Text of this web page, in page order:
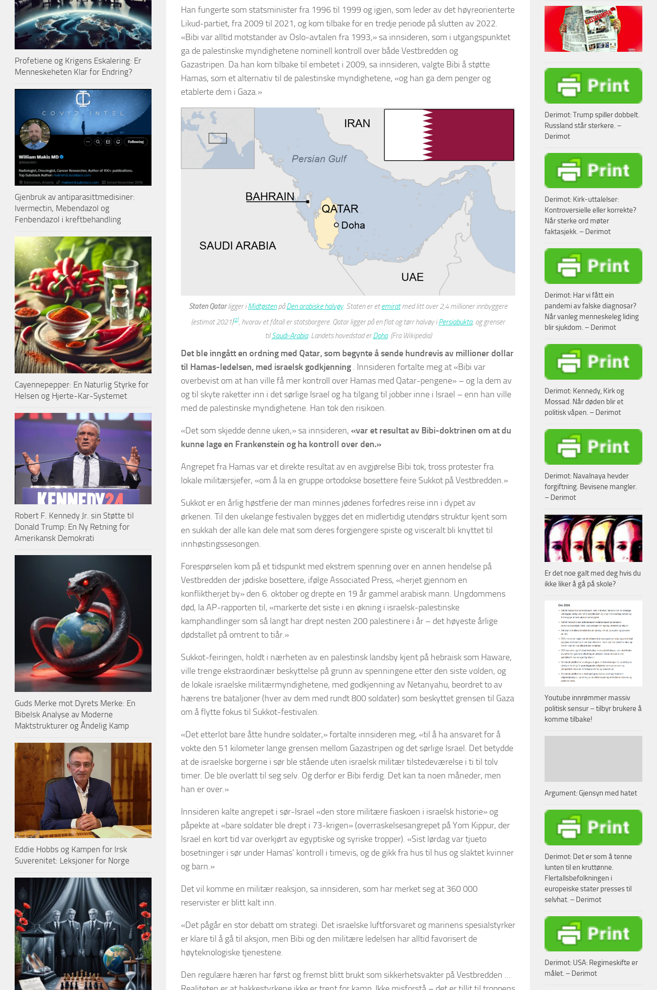
Han fungerte som statsminister fra 1996 til 1999 og igjen, som leder av det høyreorienterte
Likud-partiet, fra 2009 til 2021, og kom tilbake for en tredje periode på slutten av 2022.
«Bibi var alltid motstander av Oslo-avtalen fra 1993,» sa innsideren, som i utgangspunktet
ga de palestinske myndighetene nominell kontroll over både Vestbredden og
Gazastripen. Da han kom tilbake til embetet i 2009, sa innsideren, valgte Bibi å støtte
Hamas, som et alternativ til de palestinske myndighetene, «og han ga dem penger og
etablerte dem i Gaza.»
Staten Qatarligger iMidtøstenpåDen arabiske halvøy. Staten er etemiratmed litt over 2,4 millioner innbyggere
(estimat 2021)[2], hvorav et fåtall er statsborgere. Qatar ligger på en flat og tørr halvøy iPersiabukta, og grenser
tilSaudi-Arabia. Landets hovedstad erDoha. (Fra Wikipedia)
Det ble inngått en ordning med Qatar, som begynte å sende hundrevis av millioner dollar
til Hamas-ledelsen, med israelsk godkjenning . Innsideren fortalte meg at «Bibi var
overbevist om at han ville få mer kontroll over Hamas med Qatar-pengene» – og la dem av
og til skyte raketter inn i det sørlige Israel og ha tilgang til jobber inne i Israel – enn han ville
med de palestinske myndighetene. Han tok den risikoen.
«Det som skjedde denne uken,» sa innsideren, «var et resultat av Bibi-doktrinen om at du
kunne lage en Frankenstein og ha kontroll over den.»
Angrepet fra Hamas var et direkte resultat av en avgjørelse Bibi tok, tross protester fra
lokale militærsjefer, «om å la en gruppe ortodokse bosettere feire Sukkot på Vestbredden.»
Sukkot er en årlig høstferie der man minnes jødenes forfedres reise inn i dypet av
ørkenen. Til den ukelange festivalen bygges det en midlertidig utendørs struktur kjent som
en sukkah der alle kan dele mat som deres forgjengere spiste og visceralt bli knyttet til
innhøstingssesongen.
Forespørselen kom på et tidspunkt med ekstrem spenning over en annen hendelse på
Vestbredden der jødiske bosettere, ifølge Associated Press, «herjet gjennom en
konfliktherjet by» den 6. oktober og drepte en 19 år gammel arabisk mann. Ungdommens
død, la AP-rapporten til, «markerte det siste i en økning i israelsk-palestinske
kamphandlinger som så langt har drept nesten 200 palestinere i år – det høyeste årlige
dødstallet på omtrent to tiår.»
Sukkot-feiringen, holdt i nærheten av en palestinsk landsby kjent på hebraisk som Haware,
ville trenge ekstraordinær beskyttelse på grunn av spenningene etter den siste volden, og
de lokale israelske militærmyndighetene, med godkjenning av Netanyahu, beordret to av
hærens tre bataljoner (hver av dem med rundt 800 soldater) som beskyttet grensen til Gaza
om å flytte fokus til Sukkot-festivalen.
«Det etterlot bare åtte hundre soldater,» fortalte innsideren meg, «til å ha ansvaret for å
vokte den 51 kilometer lange grensen mellom Gazastripen og det sørlige Israel. Det betydde
at de israelske borgerne i sør ble stående uten israelsk militær tilstedeværelse i ti til tolv
timer. De ble overlatt til seg selv. Og derfor er Bibi ferdig. Det kan ta noen måneder, men
han er over.»
Innsideren kalte angrepet i sør-Israel «den store militære fiaskoen i israelsk historie» og
påpekte at «bare soldater ble drept i 73-krigen» (overraskelsesangrepet på Yom Kippur, der
Israel en kort tid var overkjørt av egyptiske og syriske tropper). «Sist lørdag var tjueto
bosetninger i sør under Hamas’ kontroll i timevis, og de gikk fra hus til hus og slaktet kvinner
og barn.»
Det vil komme en militær reaksjon, sa innsideren, som har merket seg at 360 000
reservister er blitt kalt inn.
«Det pågår en stor debatt om strategi. Det israelske luftforsvaret og marinens spesialstyrker
er klare til å gå til aksjon, men Bibi og den militære ledelsen har alltid favorisert de
høyteknologiske tjenestene.
Den regulære hæren har først og fremst blitt brukt som sikkerhetsvakter på Vestbredden …
Profetiene og Krigens Eskalering: Er
Menneskeheten Klar for Endring?
Gjenbruk av antiparasittmedisiner:
Ivermectin, Mebendazol og
Fenbendazol i kreftbehandling
Cayennepepper: En Naturlig Styrke for
Helsen og Hjerte-Kar-Systemet
Robert F. Kennedy Jr. sin Støtte til
Donald Trump: En Ny Retning for
Amerikansk Demokrati
Guds Merke mot Dyrets Merke: En
Bibelsk Analyse av Moderne
Maktstrukturer og Åndelig Kamp
Eddie Hobbs og Kampen for Irsk
Suverenitet: Leksjoner for Norge
Derimot: Trump spiller dobbelt.
Russland står sterkere. –
Derimot
Derimot: Kirk-uttalelser:
Kontroversielle eller korrekte?
Når sterke ord møter
faktasjekk. – Derimot
Derimot: Har vi fått ein
pandemi av falske diagnosar?
Når vanleg menneskeleg liding
blir sjukdom. – Derimot
Derimot: Kennedy, Kirk og
Mossad. Når døden blir et
politisk våpen. – Derimot
Derimot: Navalnaya hevder
forgiftning. Bevisene mangler.
– Derimot
Er det noe galt med deg hvis du
ikke liker å gå på skole?
Youtube innrømmer massiv
politisk sensur – tilbyr brukere å
komme tilbake!
Argument: Gjensyn med hatet
Derimot: Det er som å tenne
lunten til en kruttønne.
Flertallsbefolkningen i
europeiske stater presses til
selvhat. – Derimot
Derimot: USA: Regimeskifte er
målet. – Derimot